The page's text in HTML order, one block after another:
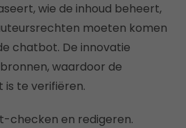
wie de inhoud beheert,
moeten komen
chatbot. De innovatie
waardoor de
te verifiëren.
checken en redigeren.